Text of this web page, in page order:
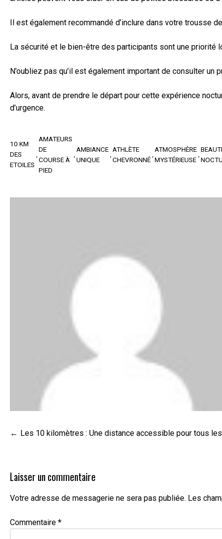
Il est également recommandé d’inclure dans votre trousse
La sécurité et le bien-être des participants sont une priorité
N’oubliez pas qu’il est également important de consulter
Alors, avant de prendre le départ pour cette expérience
d’urgence.
10 KM
DES
ETOILES
AMATEURS
DE
COURSE À
PIED
AMBIANCE
UNIQUE
ATHLÈTE
CHEVRONNÉ
ATMOSPHÈRE
MYSTÉRIEUSE
Navigation
Les 10 kilomètres : Une distance accessible pour tous
Laisser un commentaire
Votre adresse de messagerie ne sera pas publiée. Les
Commentaire *